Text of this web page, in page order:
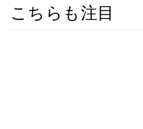
こちらも注目